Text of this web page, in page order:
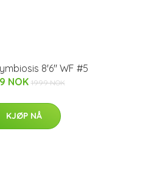
8'6" WF #5
NOK 1999 NOK
KJØP NÅ